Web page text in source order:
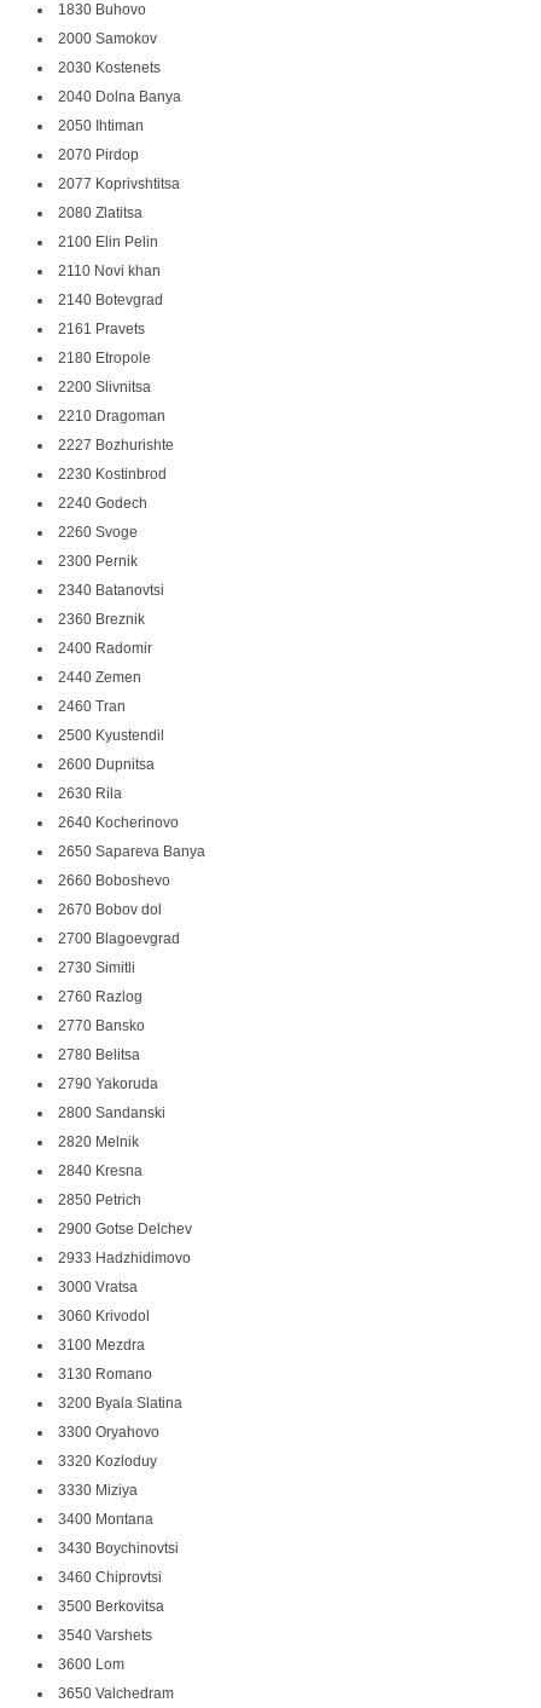
1830 Buhovo
2000 Samokov
2030 Kostenets
2040 Dolna Banya
2050 Ihtiman
2070 Pirdop
2077 Koprivshtitsa
2080 Zlatitsa
2100 Elin Pelin
2110 Novi khan
2140 Botevgrad
2161 Pravets
2180 Etropole
2200 Slivnitsa
2210 Dragoman
2227 Bozhurishte
2230 Kostinbrod
2240 Godech
2260 Svoge
2300 Pernik
2340 Batanovtsi
2360 Breznik
2400 Radomir
2440 Zemen
2460 Tran
2500 Kyustendil
2600 Dupnitsa
2630 Rila
2640 Kocherinovo
2650 Sapareva Banya
2660 Boboshevo
2670 Bobov dol
2700 Blagoevgrad
2730 Simitli
2760 Razlog
2770 Bansko
2780 Belitsa
2790 Yakoruda
2800 Sandanski
2820 Melnik
2840 Kresna
2850 Petrich
2900 Gotse Delchev
2933 Hadzhidimovo
3000 Vratsa
3060 Krivodol
3100 Mezdra
3130 Romano
3200 Byala Slatina
3300 Oryahovo
3320 Kozloduy
3330 Miziya
3400 Montana
3430 Boychinovtsi
3460 Chiprovtsi
3500 Berkovitsa
3540 Varshets
3600 Lom
3650 Valchedram